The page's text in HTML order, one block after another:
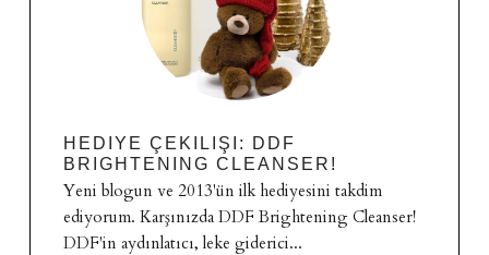
HEDIYE ÇEKILIŞI: DDF
BRIGHTENING CLEANSER!
Yeni blogun ve 2013'ün ilk hediyesini takdim
ediyorum. Karşınızda DDF Brightening Cleanser!
DDF'in aydınlatıcı, leke giderici...